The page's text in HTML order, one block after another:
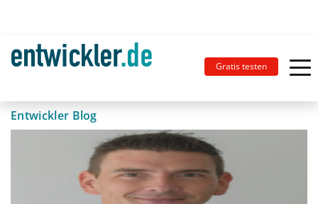
Gratis testen
Entwickler Blog